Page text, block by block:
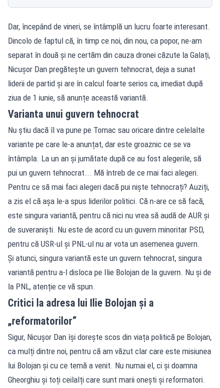
Dar, începând de vineri, se întâmplă un lucru foarte interesant.
Dincolo de faptul că, în timp ce noi, din nou, ca popor, ne-am
separat în două și ne certăm din cauza dronei căzute la Galați,
Nicușor Dan pregătește un guvern tehnocrat, deja a sunat
liderii de partid și are în calcul foarte serios ca, imediat după
ziua de 1 iunie, să anunțe această variantă.
Varianta unui guvern tehnocrat
Nu știu dacă îl va pune pe Tomac sau oricare dintre celelalte
variante pe care le-a anunțat, dar este groaznic ce se va
întâmpla. La un an și jumătate după ce au fost alegerile, să
pui un guvern tehnocrat... Mă întreb de ce mai faci alegeri.
Pentru ce să mai faci alegeri dacă pui niște tehnocrați? Auziți,
a zis el că așa le-a spus liderilor politici. Că n-are ce să facă,
este singura variantă, pentru că nici nu vrea să audă de AUR și
de suveraniști. Nu este de acord cu un guvern minoritar PSD,
pentru că USR-ul și PNL-ul nu ar vota un asemenea guvern.
Și atunci, singura variantă este un guvern tehnocrat, singura
variantă pentru a-l disloca pe Ilie Bolojan de la guvern. Nu și de
la PNL, atenție ce vă spun.
Critici la adresa lui Ilie Bolojan și a
„reformatorilor”
Sigur, Nicușor Dan își dorește scos din viața politică pe Bolojan,
ca mulți dintre noi, pentru că am văzut clar care este misiunea
lui Bolojan și cu ce temă a venit. Nu numai el, ci și doamna
Gheorghiu și toți ceilalți care sunt marii onești și reformatori.